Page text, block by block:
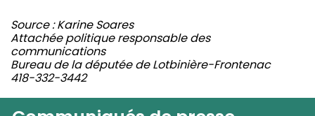
Source : Karine Soares
Attachée politique responsable des
communications
Bureau de la députée de Lotbinière-Frontenac
418-332-3442